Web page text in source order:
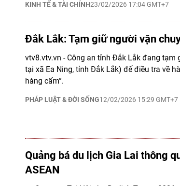
KINH TẾ & TÀI CHÍNH23/02/2026 17:04 GMT+7
Ðắk Lắk: Tạm giữ người vận
PHÁP LUẬT & ĐỜI SỐNG12/02/2026 15:29 GMT+7
vtv8.vtv.vn - Công an tỉnh Ðắk Lắk đang
tại xã Ea Ning, tỉnh Ðắk Lắk) để điều tra về
hàng cấm”.
Quảng bá du lịch Gia Lai thông
ASEAN